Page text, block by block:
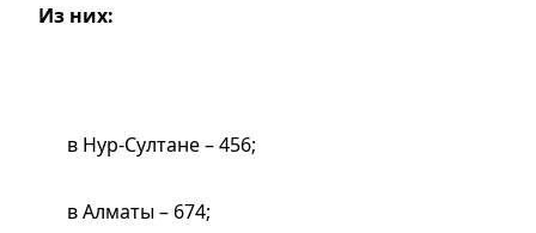
Из них:
в Нур-Султане – 456;
в Алматы – 674;